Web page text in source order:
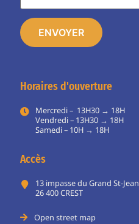
Horaires d'ouverture
Mercredi – 13H30 → 18H
Vendredi – 13H30 → 18H
Samedi – 10H → 18H
Accès
13 impasse du Grand St-Jean
26 400 CREST
Open street map